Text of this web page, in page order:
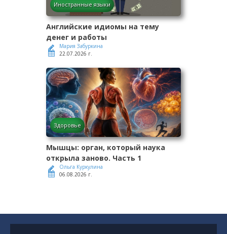
Иностранные языки
Английские идиомы на тему
денег и работы
Мария Забуркина
22.07.2026 г.
Здоровье
Мышцы: орган, который наука
открыла заново. Часть 1
Ольга Куркулина
06.08.2026 г.